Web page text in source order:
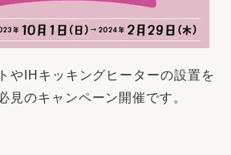
やIHキッキングヒーターの設置を
見のキャンペーン開催です。